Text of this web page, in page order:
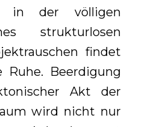
in der völligen
strukturlosen
findet
Beerdigung
Akt der
wird nicht nur